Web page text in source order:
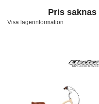
Pris saknas
Visa lagerinformation